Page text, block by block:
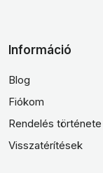
Információ
Blog
Fiókom
Rendelés története
Visszatérítések